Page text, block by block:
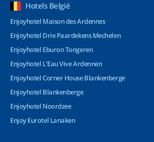
Hotels België
Enjoyhotel Maison des Ardennes
Enjoyhotel Drie Paardekens Mechelen
Enjoyhotel Eburon Tongeren
Enjoyhotel L’Eau Vive Ardennen
Enjoyhotel Corner House Blankenberge
Enjoyhotel Blankenberge
Enjoyhotel Noordzee
Enjoy Eurotel Lanaken